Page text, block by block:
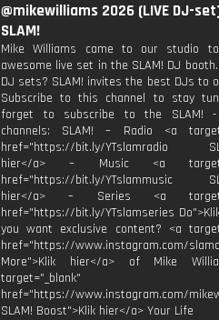
@mikewilliams 2026 (LIVE DJ-
SLAM!
Mike Williams came to our studio
awesome live set in the SLAM! DJ
DJ sets? SLAM! invites the best DJs to
Subscribe to this channel to stay
forget to subscribe to the SLAM! -
channels: SLAM! – Radio <a
href="https://bit.ly/YTslamradio
hier</a> – Music <a
href="https://bit.ly/YTslammusic
hier</a> – Series <a
href="https://bit.ly/YTslamseries
you want exclusive content? <a
href="https://www.instagram.com/
More">Klik hier</a> of Mike
target="_blank"
href="https://www.instagram.com/
SLAM! Boost">Klik hier</a> Your Life